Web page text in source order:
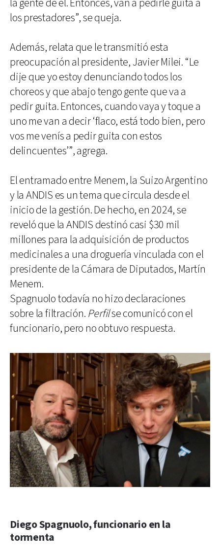
la gente de él. Entonces, van a pedirle guita a
los prestadores”, se queja.
Además, relata que le transmitió esta
preocupación al presidente, Javier Milei. “Le
dije que yo estoy denunciando todos los
choreos y que abajo tengo gente que va a
pedir guita. Entonces, cuando vaya y toque a
uno me van a decir ‘flaco, está todo bien, pero
vos me venís a pedir guita con estos
delincuentes’”, agrega.
El entramado entre Menem, la Suizo Argentino
y la ANDIS es un tema que circula desde el
inicio de la gestión. De hecho, en 2024, se
reveló que la ANDIS destinó casi $30 mil
millones para la adquisición de productos
medicinales a una droguería vinculada con el
presidente de la Cámara de Diputados, Martín
Menem.
Spagnuolo todavía no hizo declaraciones
sobre la filtración. Perfilse comunicó con el
funcionario, pero no obtuvo respuesta.
Diego Spagnuolo, funcionario en la
tormenta